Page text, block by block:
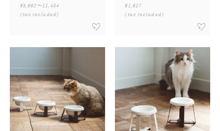
¥8,662〜11,434
(tax included)
¥1,617
(tax included)